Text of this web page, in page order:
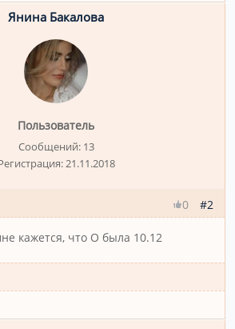
Янина Бакалова
Пользователь
Сообщений: 13
21.11.2018
#2
0
кажется, что О была 10.12